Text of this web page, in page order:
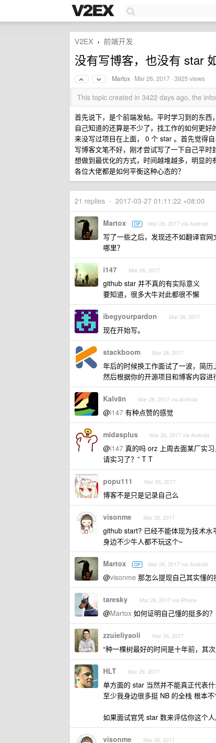
V2EX › 前端开发
没有写博客，也没有 star
Martox · Mar 26, 2017 · 3925 views
This topic created in 3422 days ago, the
首先说下，是个前端发帖。平时学习到的东
自己知道的还算是不少了，找工作的如何更
来没写过项目在上面， 0 个 star 。首先觉得
写博客文笔不好，刚才尝试写了一下自己平时
想做到最优化的方式，时间越堆越多，明显
各位大佬都是如何平衡这种心态的？
21 replies • 2017-03-27 01:11:22 +08:00
Martox OP Mar 26, 2017 via Android
写了一些之后，发现还不如翻译官
哪里？
i147 Mar 26, 2017
github star 并不真的有实际意义
要知道，很多大牛对此都很不懈
ibegyourpardon Mar 26, 2017
现在开始写。
stackboom Mar 26, 2017
年后的时候换工作面试了一波，简历
然后根据你的开源项目和博客内容进
Kalv8n Mar 26, 2017 via Android
@i147 有种点赞的感觉
midasplus Mar 26, 2017 via Android
@i147 真的吗 orz 上周去面某厂实
请实习了？” T T
popu111 Mar 26, 2017
博客不是只是记录自己么
visonme Mar 26, 2017
github start? 已经不能体现为技术水
身边不少牛人都不玩这个~
Martox OP Mar 26, 2017 via Android
@visonme 那怎么提现自己其实懂的
taresky Mar 26, 2017 via iPhone
@Martox 如何证明自己懂的挺多的
zzuieliyaoli Mar 26, 2017
“种一棵树最好的时间是十年前，其
HLT Mar 26, 2017
单方面的 star 当然并不能真正代表什
至少我身边很多挺 NB 的全栈 根本
如果面试官凭 star 数来评估你这个
visonme Mar 26, 2017